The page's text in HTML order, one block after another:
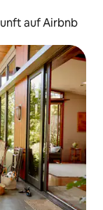
auf Airbnb